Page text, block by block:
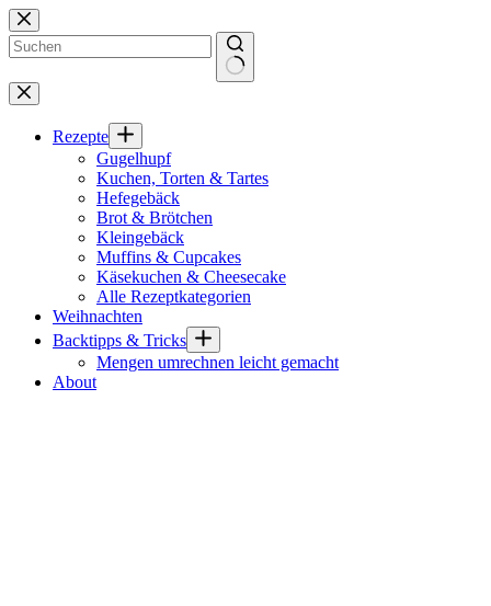
Zum
Inhalt
springen
Keine
Ergebnisse
Rezepte
Gugelhupf
Kuchen, Torten & Tartes
Hefegebäck
Brot & Brötchen
Kleingebäck
Muffins & Cupcakes
Käsekuchen & Cheesecake
Alle Rezeptkategorien
Weihnachten
Backtipps & Tricks
Mengen umrechnen leicht gemacht
About